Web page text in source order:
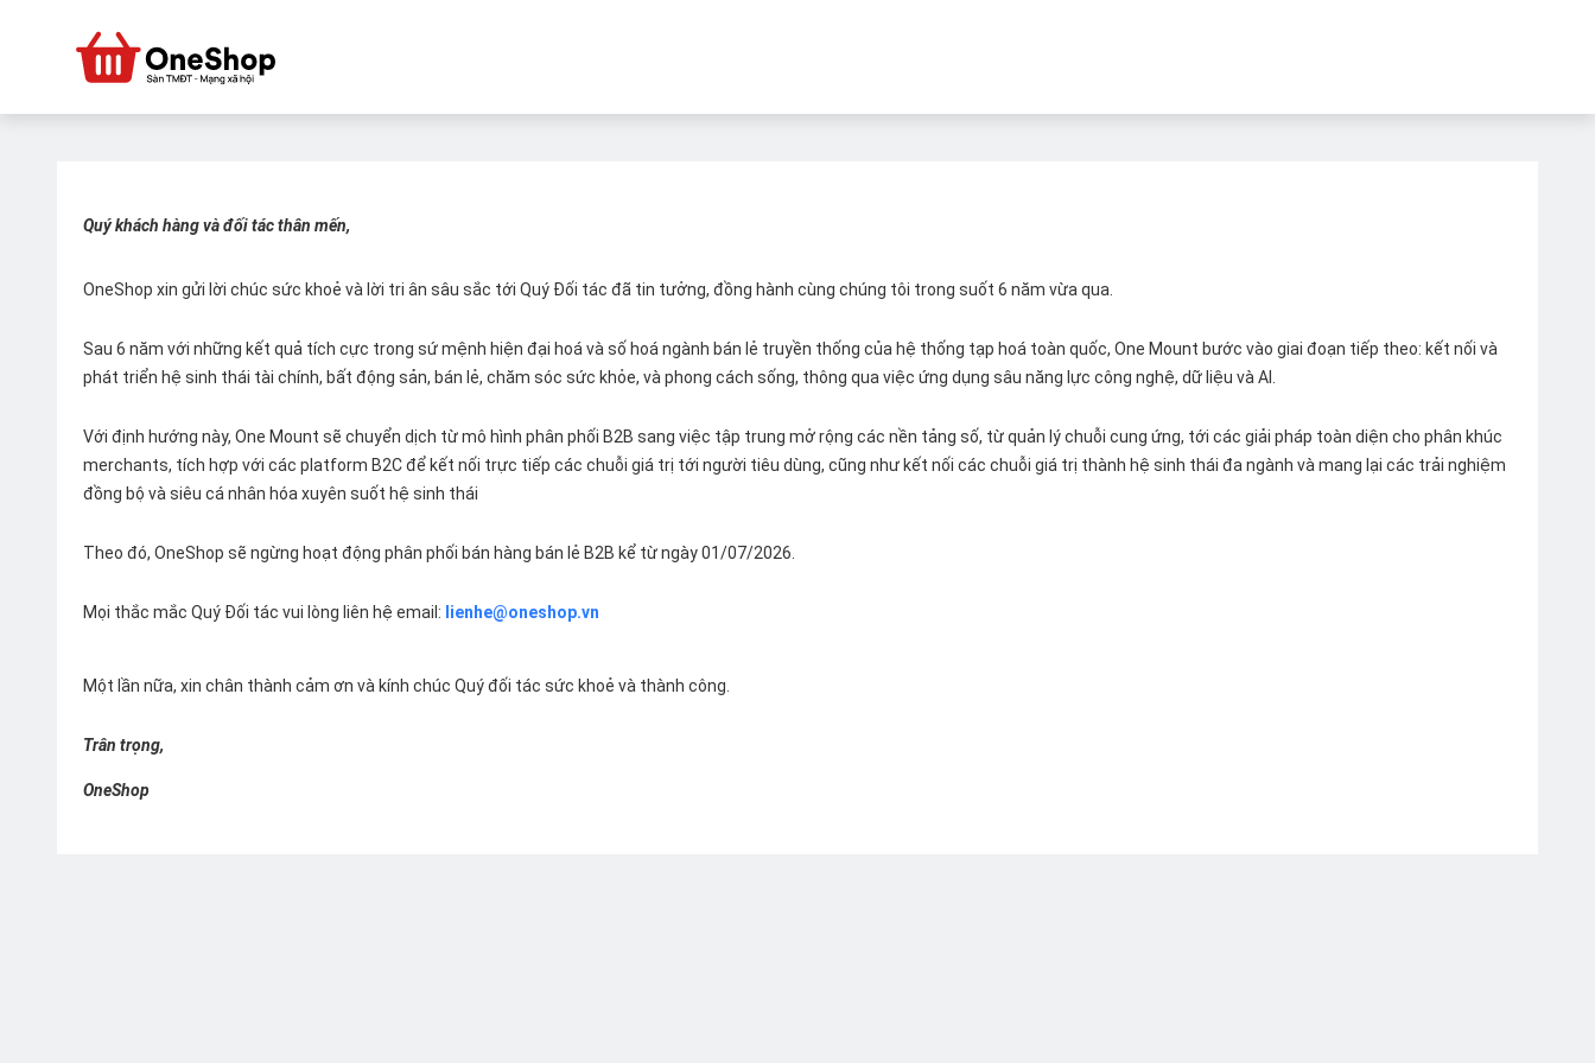
Quý khách hàng và đối tác thân mến,
OneShop xin gửi lời chúc sức khoẻ và lời tri ân sâu sắc tới Quý Đối tác đã tin tưởng, đồng hành cùng chúng tôi trong suốt 6 năm vừa qua.
Sau 6 năm với những kết quả tích cực trong sứ mệnh hiện đại hoá và số hoá ngành bán lẻ truyền thống của hệ thống tạp hoá toàn quốc, One Mount bước vào giai đoạn tiếp theo: kết nối và
phát triển hệ sinh thái tài chính, bất động sản, bán lẻ, chăm sóc sức khỏe, và phong cách sống, thông qua việc ứng dụng sâu năng lực công nghệ, dữ liệu và AI.
Với định hướng này, One Mount sẽ chuyển dịch từ mô hình phân phối B2B sang việc tập trung mở rộng các nền tảng số, từ quản lý chuỗi cung ứng, tới các giải pháp toàn diện cho phân khúc
merchants, tích hợp với các platform B2C để kết nối trực tiếp các chuỗi giá trị tới người tiêu dùng, cũng như kết nối các chuỗi giá trị thành hệ sinh thái đa ngành và mang lại các trải nghiệm
đồng bộ và siêu cá nhân hóa xuyên suốt hệ sinh thái
Theo đó, OneShop sẽ ngừng hoạt động phân phối bán hàng bán lẻ B2B kể từ ngày 01/07/2026.
Mọi thắc mắc Quý Đối tác vui lòng liên hệ email: lienhe@oneshop.vn
Một lần nữa, xin chân thành cảm ơn và kính chúc Quý đối tác sức khoẻ và thành công.
Trân trọng,
OneShop